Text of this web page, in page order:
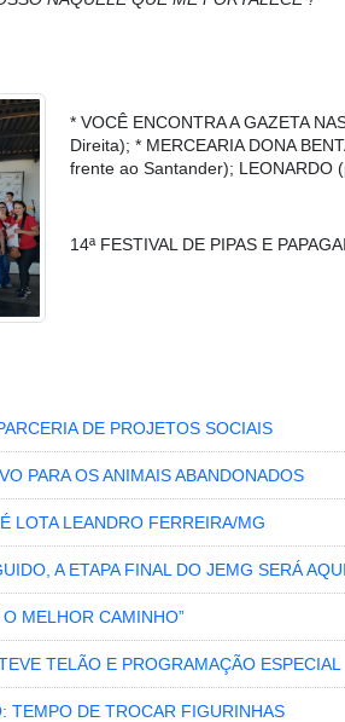
* VOCÊ ENCONTRA A GAZETA
Direita); * MERCEARIA DONA
frente ao Santander); LEONARDO
14ª FESTIVAL DE PIPAS E
DE PROJETOS SOCIAIS
PARA OS ANIMAIS ABANDONADOS
LOTA LEANDRO FERREIRA/MG
A ETAPA FINAL DO JEMG SERÁ AQUI
MELHOR CAMINHO”
TELÃO E PROGRAMAÇÃO ESPECIAL
TEMPO DE TROCAR FIGURINHAS